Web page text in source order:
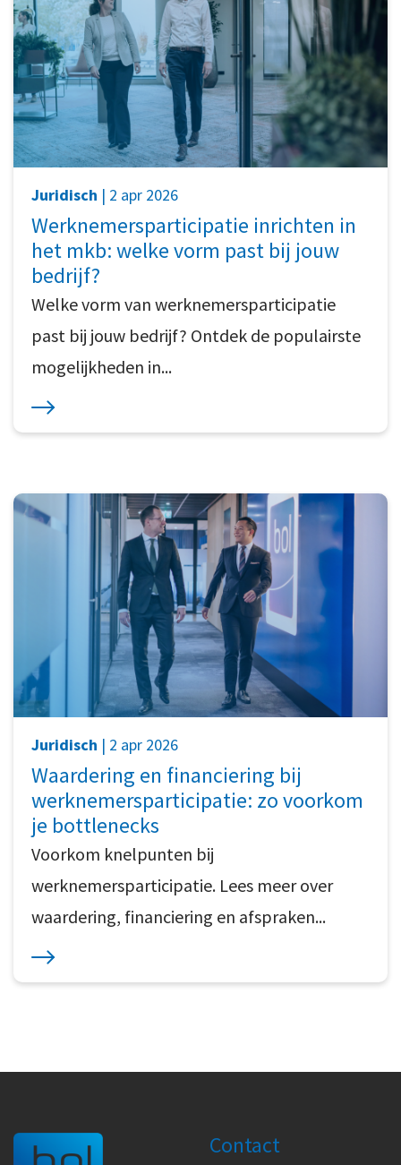
Juridisch | 2 apr 2026
Werknemersparticipatie inrichten in
het mkb: welke vorm past bij jouw
bedrijf?
Welke vorm van werknemersparticipatie
past bij jouw bedrijf? Ontdek de populairste
mogelijkheden in...
Juridisch | 2 apr 2026
Waardering en financiering bij
werknemersparticipatie: zo voorkom
je bottlenecks
Voorkom knelpunten bij
werknemersparticipatie. Lees meer over
waardering, financiering en afspraken...
Contact